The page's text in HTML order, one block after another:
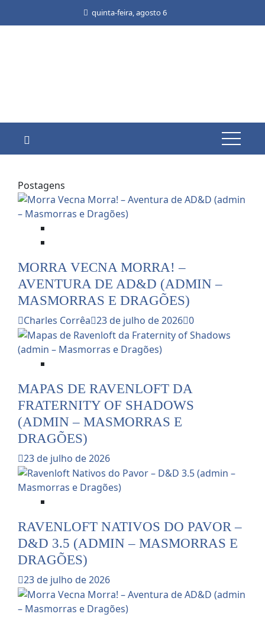
quinta-feira, agosto 6
Postagens
MORRA VECNA MORRA! –
AVENTURA DE AD&D (ADMIN –
MASMORRAS E DRAGÕES)
Charles Corrêa 23 de julho de 2026 0
MAPAS DE RAVENLOFT DA
FRATERNITY OF SHADOWS
(ADMIN – MASMORRAS E
DRAGÕES)
23 de julho de 2026
RAVENLOFT NATIVOS DO PAVOR –
D&D 3.5 (ADMIN – MASMORRAS E
DRAGÕES)
23 de julho de 2026